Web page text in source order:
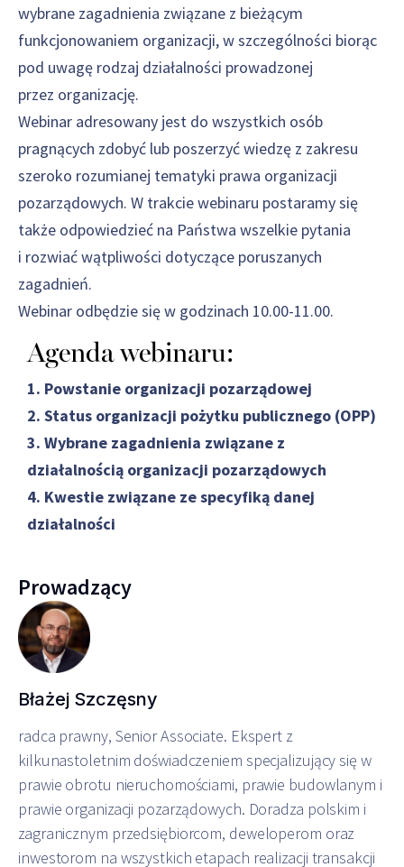
Prowadzący
Błażej Szczęsny
radca prawny, Senior Associate. Ekspert z
kilkunastoletnim doświadczeniem specjalizujący się w
prawie obrotu nieruchomościami, prawie budowlanym i
prawie organizacji pozarządowych. Doradza polskim i
zagranicznym przedsiębiorcom, deweloperom oraz
inwestorom na wszystkich etapach realizacji transakcji
wybrane zagadnienia związane z bieżącym
funkcjonowaniem organizacji, w szczególności biorąc
pod uwagę rodzaj działalności prowadzonej
przez organizację.
Webinar adresowany jest do wszystkich osób
pragnących zdobyć lub poszerzyć wiedzę z zakresu
szeroko rozumianej tematyki prawa organizacji
pozarządowych. W trakcie webinaru postaramy się
także odpowiedzieć na Państwa wszelkie pytania
i rozwiać wątpliwości dotyczące poruszanych
zagadnień.
Webinar odbędzie się w godzinach 10.00-11.00.
Agenda webinaru:
1. Powstanie organizacji pozarządowej
2. Status organizacji pożytku publicznego (OPP)
3. Wybrane zagadnienia związane z
działalnością organizacji pozarządowych
4. Kwestie związane ze specyfiką danej
działalności